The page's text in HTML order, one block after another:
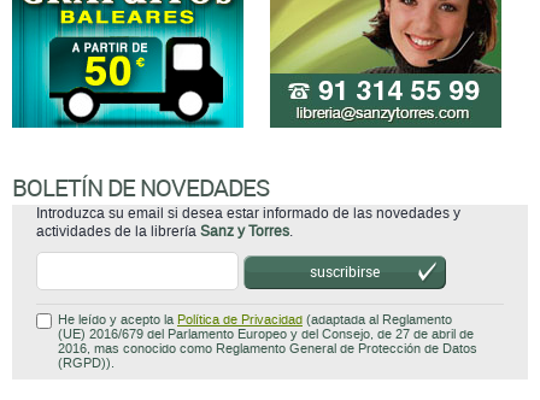
BOLETÍN DE NOVEDADES
Introduzca su email si desea estar informado de las novedades y
actividades de la librería Sanz y Torres.
suscribirse
He leído y acepto la Política de Privacidad (adaptada al Reglamento
(UE) 2016/679 del Parlamento Europeo y del Consejo, de 27 de abril de
2016, mas conocido como Reglamento General de Protección de Datos
(RGPD)).